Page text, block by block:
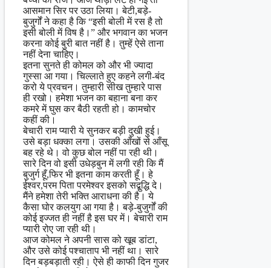
आसमान सिर पर उठा लिया। बेटी,बड़े-
बुजुर्गों ने कहा है कि “इसी बोली में रस है तो
इसी बोली में विष है।” और भगवान का भजन
करना कोई बुरी बात नहीं है। तुम्हें ऐसे ताना
नहीं देना चाहिए।
इतना सुनते ही कोमल को और भी ज्यादा
गुस्सा आ गया। चिल्लाते हुए कहने लगी-बंद
करो ये प्रवचन। तुम्हारी सीख तुम्हारे पास
ही रखो। हमेशा भजन का बहाना बना कर
कमरे में घुस कर बैठी रहती हो। कामचोर
कहीं की।
बेचारी राम प्यारी ये सुनकर बड़ी दुखी हुई।
उसे बड़ा धक्का लगा। उसकी आँखों से आँसू
बह रहे थे। वो कुछ बोल नहीं पा रही थी।
सारे दिन वो इसी उधेड़बुन में लगी रही कि मैं
बुजुर्ग हूँ,फिर भी इतना काम करती हूँ। हे
ईश्वर,परम पिता परमेश्वर इसको सद्बुद्धि दे।
मैंने हमेशा तेरी भक्ति आराधना की है। ये
कैसा घोर कलयुग आ गया है। बड़े-बुजुर्गों की
कोई इज्जत ही नहीं है इस घर में। बेचारी राम
प्यारी रोए जा रही थी।
आज कोमल ने अपनी सास को खूब डांटा,
और उसे कोई पश्चाताप भी नहीं था। सारे
दिन बड़बड़ाती रही। ऐसे ही काफी दिन गुजर